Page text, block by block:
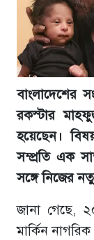
বাংলাদেশের
রকস্টার
হয়েছেন।
সম্প্রতি এক
সঙ্গে নিজের
জানা গেছে,
মার্কিন